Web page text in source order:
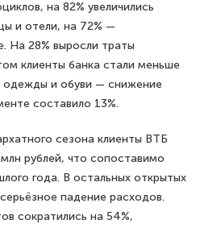
на 82% увеличились
и отели, на 72% —
На 28% выросли траты
клиенты банка стали меньше
одежды и обуви — снижение
составило 13%.
сезона клиенты ВТБ
рублей, что сопоставимо
года. В остальных открытых
падение расходов.
сократились на 54%,